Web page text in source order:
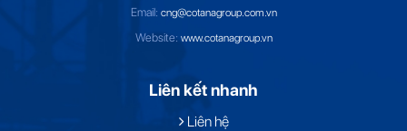
Email: cng@cotanagroup.com.vn
Website: www.cotanagroup.vn
Liên kết nhanh
Liên hệ